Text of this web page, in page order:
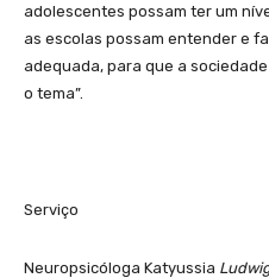
adolescentes possam ter um
as escolas possam entender e
adequada, para que a
o tema”.
Serviço
Neuropsicóloga Katyussia